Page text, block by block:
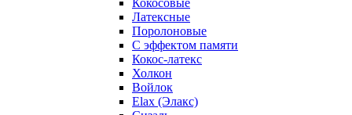
Кокосовые
Латексные
Поролоновые
С эффектом памяти
Кокос-латекс
Холкон
Войлок
Elax (Элакс)